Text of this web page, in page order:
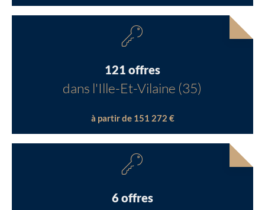
121 offres
dans l'Ille-Et-Vilaine (35)
à partir de 151 272 €
6 offres